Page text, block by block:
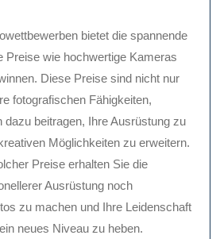
bietet die spannende
Preise wie hochwertige Kameras
Diese Preise sind nicht nur
fotografischen Fähigkeiten,
dazu beitragen, Ihre Ausrüstung zu
Möglichkeiten zu erweitern.
Preise erhalten Sie die
Ausrüstung noch
zu machen und Ihre Leidenschaft
neues Niveau zu heben.